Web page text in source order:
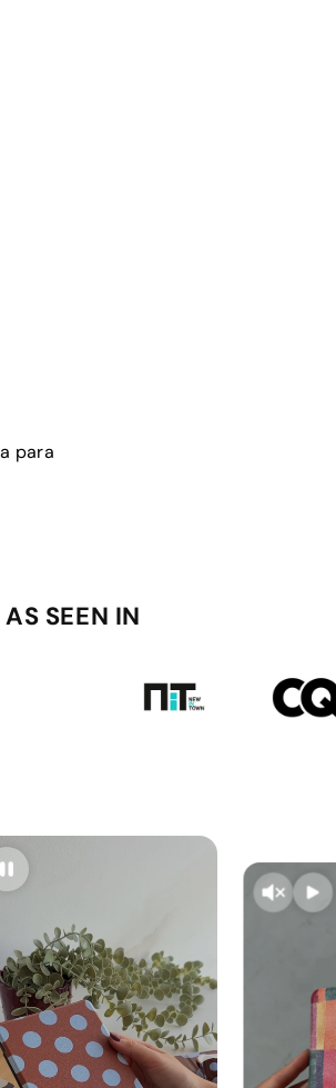
para
AS SEEN IN